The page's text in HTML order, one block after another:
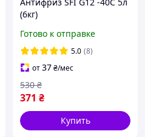
(6кг)
Готово к отправке
5.0 (8)
от37₴/мес
371 ₴
530 ₴
Купить